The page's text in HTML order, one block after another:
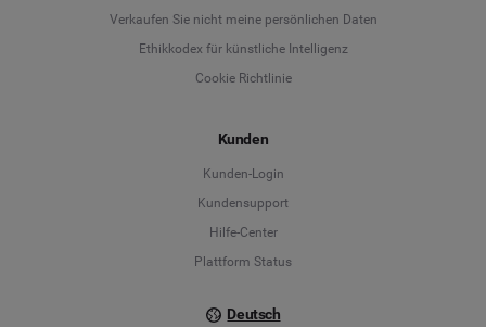
Verkaufen Sie nicht meine persönlichen Daten
Ethikkodex für künstliche Intelligenz
Cookie Richtlinie
Kunden
Kunden-Login
Kundensupport
Hilfe-Center
Plattform Status
Deutsch
Deutsch
English